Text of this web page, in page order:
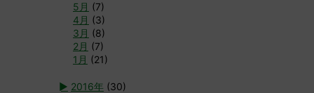
5月 (7)
4月 (3)
3月 (8)
2月 (7)
1月 (21)
► 2016年 (30)